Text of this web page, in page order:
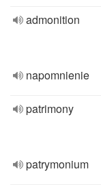
admonition
napomnienie
patrimony
patrymonium